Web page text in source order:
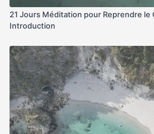
21 Jours Méditation pour Reprendre le
Introduction